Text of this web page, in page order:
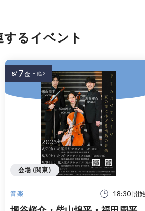
るイベント
音楽 18:30 開
会場 (関東)
8/ 7金 + 他 2